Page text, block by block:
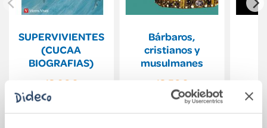
SUPERVIVIENTES
(CUCAA
BIOGRAFIAS)
13,90€
Bárbaros,
cristianos y
musulmanes
13,50€
Comprar